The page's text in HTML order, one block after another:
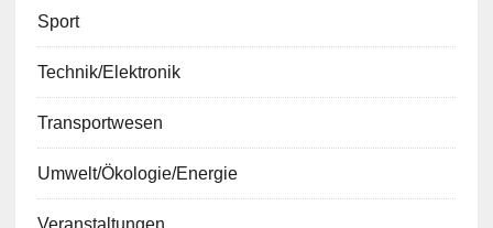
Sport
Technik/Elektronik
Transportwesen
Umwelt/Ökologie/Energie
Veranstaltungen